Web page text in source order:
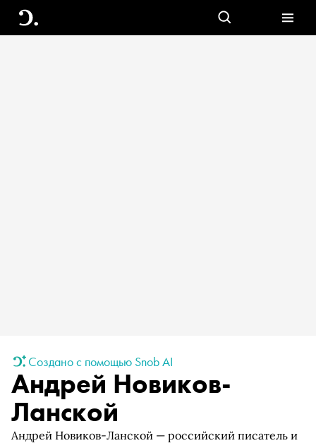
Создано с помощью Snob AI
Андрей Новиков-
Ланской
Андрей Новиков-Ланской — российский писатель и